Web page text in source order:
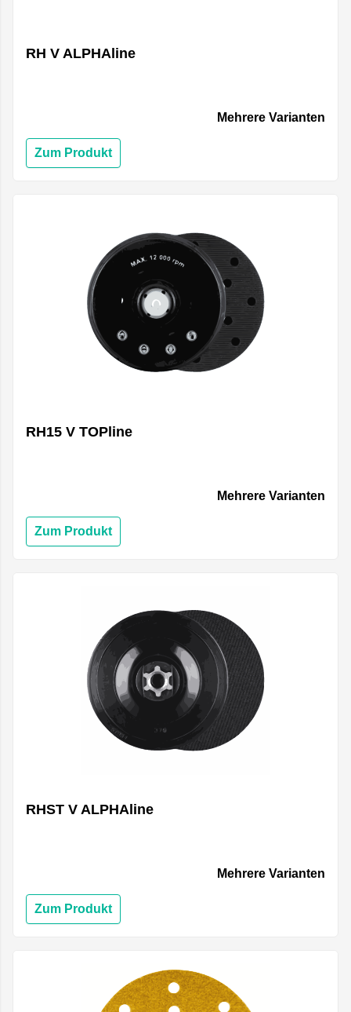
RH V ALPHAline
Mehrere Varianten
Zum Produkt
RH15 V TOPline
Mehrere Varianten
Zum Produkt
RHST V ALPHAline
Mehrere Varianten
Zum Produkt